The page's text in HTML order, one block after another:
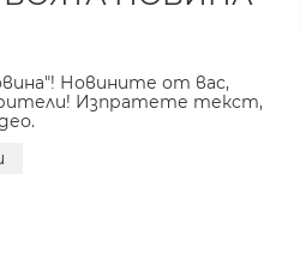
Новините от вас,
Изпратете текст,